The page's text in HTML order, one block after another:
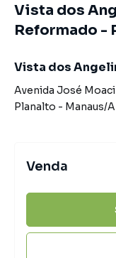
Vista dos
Reformado -
Vista dos
Avenida José
Planalto - Manaus/
Venda